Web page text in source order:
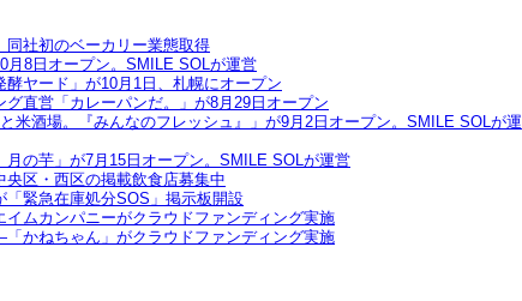
社初のベーカリー業態取得
月8日オープン。SMILE SOLが運営
ヤード」が10月1日、札幌にオープン
直営「カレーパンだ。」が8月29日オープン
米酒場。『みんなのフレッシュ』」が9月2日オープン。SMILE SOLが運
の芋」が7月15日オープン。SMILE SOLが運営
区・西区の掲載飲食店募集中
緊急在庫処分SOS」掲示板開設
ムカンパニーがクラウドファンディング実施
かねちゃん」がクラウドファンディング実施